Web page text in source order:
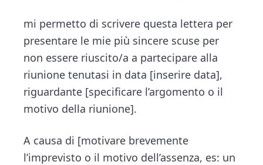
mi permetto di scrivere questa lettera per
presentare le mie più sincere scuse per
non essere riuscito/a a partecipare alla
riunione tenutasi in data [inserire data],
riguardante [specificare l’argomento o il
motivo della riunione].
A causa di [motivare brevemente
l’imprevisto o il motivo dell’assenza, es: un